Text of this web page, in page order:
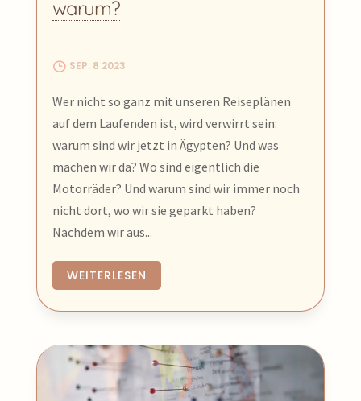
warum?
SEP. 8 2023
Wer nicht so ganz mit unseren Reiseplänen
auf dem Laufenden ist, wird verwirrt sein:
warum sind wir jetzt in Ägypten? Und was
machen wir da? Wo sind eigentlich die
Motorräder? Und warum sind wir immer noch
nicht dort, wo wir sie geparkt haben?
Nachdem wir aus...
WEITERLESEN